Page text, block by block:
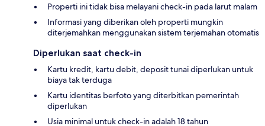
Properti ini tidak bisa melayani check-in pada larut malam
Informasi yang diberikan oleh properti mungkin
diterjemahkan menggunakan sistem terjemahan otomatis
Diperlukan saat check-in
Kartu kredit, kartu debit, deposit tunai diperlukan untuk
biaya tak terduga
Kartu identitas berfoto yang diterbitkan pemerintah
diperlukan
Usia minimal untuk check-in adalah 18 tahun